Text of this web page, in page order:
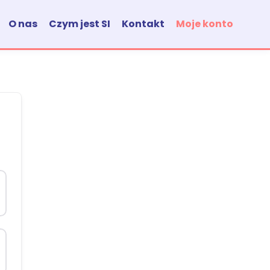
O nas Czym jest SI Kontakt Moje konto